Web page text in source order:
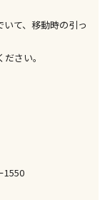
ください
せん。
受取は選択でき
ークの商品のみ
て、移動時の引っ
さい。
1550